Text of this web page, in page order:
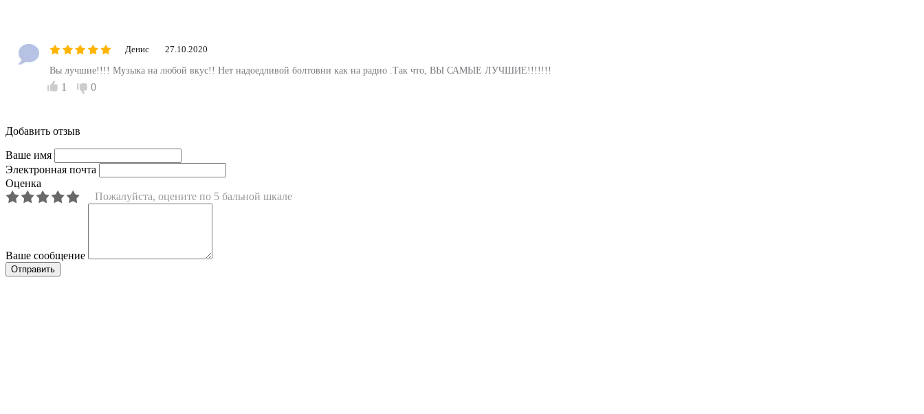
Денис 27.10.2020
Вы лучшие!!!! Музыка на любой вкус!! Нет надоедливой болтовни как на радио .Так что, ВЫ САМЫЕ ЛУЧШИЕ!!!!!!!
1 0
Добавить отзыв
Ваше имя
Электронная почта
Оценка
Пожалуйста, оцените по 5 бальной шкале
Ваше сообщение